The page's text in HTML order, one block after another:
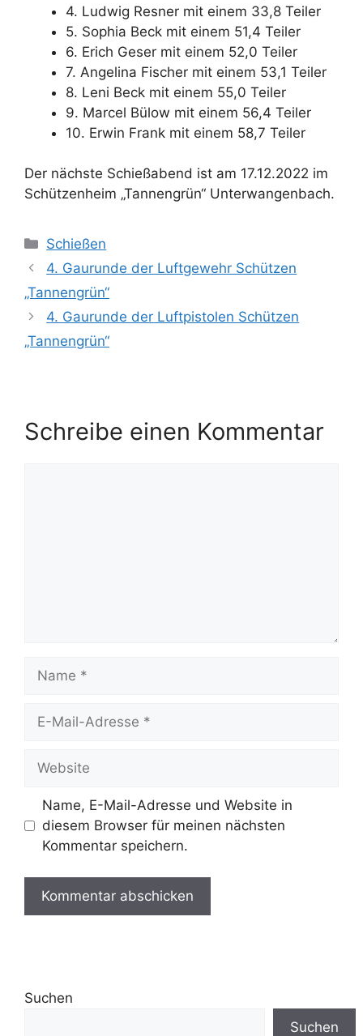
4. Ludwig Resner mit einem 33,8 Teiler
5. Sophia Beck mit einem 51,4 Teiler
6. Erich Geser mit einem 52,0 Teiler
7. Angelina Fischer mit einem 53,1 Teiler
8. Leni Beck mit einem 55,0 Teiler
9. Marcel Bülow mit einem 56,4 Teiler
10. Erwin Frank mit einem 58,7 Teiler
Der nächste Schießabend ist am 17.12.2022 im
Schützenheim „Tannengrün“ Unterwangenbach.
Kategorien
Schießen
4. Gaurunde der Luftgewehr Schützen
„Tannengrün“
4. Gaurunde der Luftpistolen Schützen
„Tannengrün“
Schreibe einen Kommentar
Name
Website
Name, E-Mail-Adresse und Website in
diesem Browser für meinen nächsten
Kommentar speichern.
Suchen
Suchen